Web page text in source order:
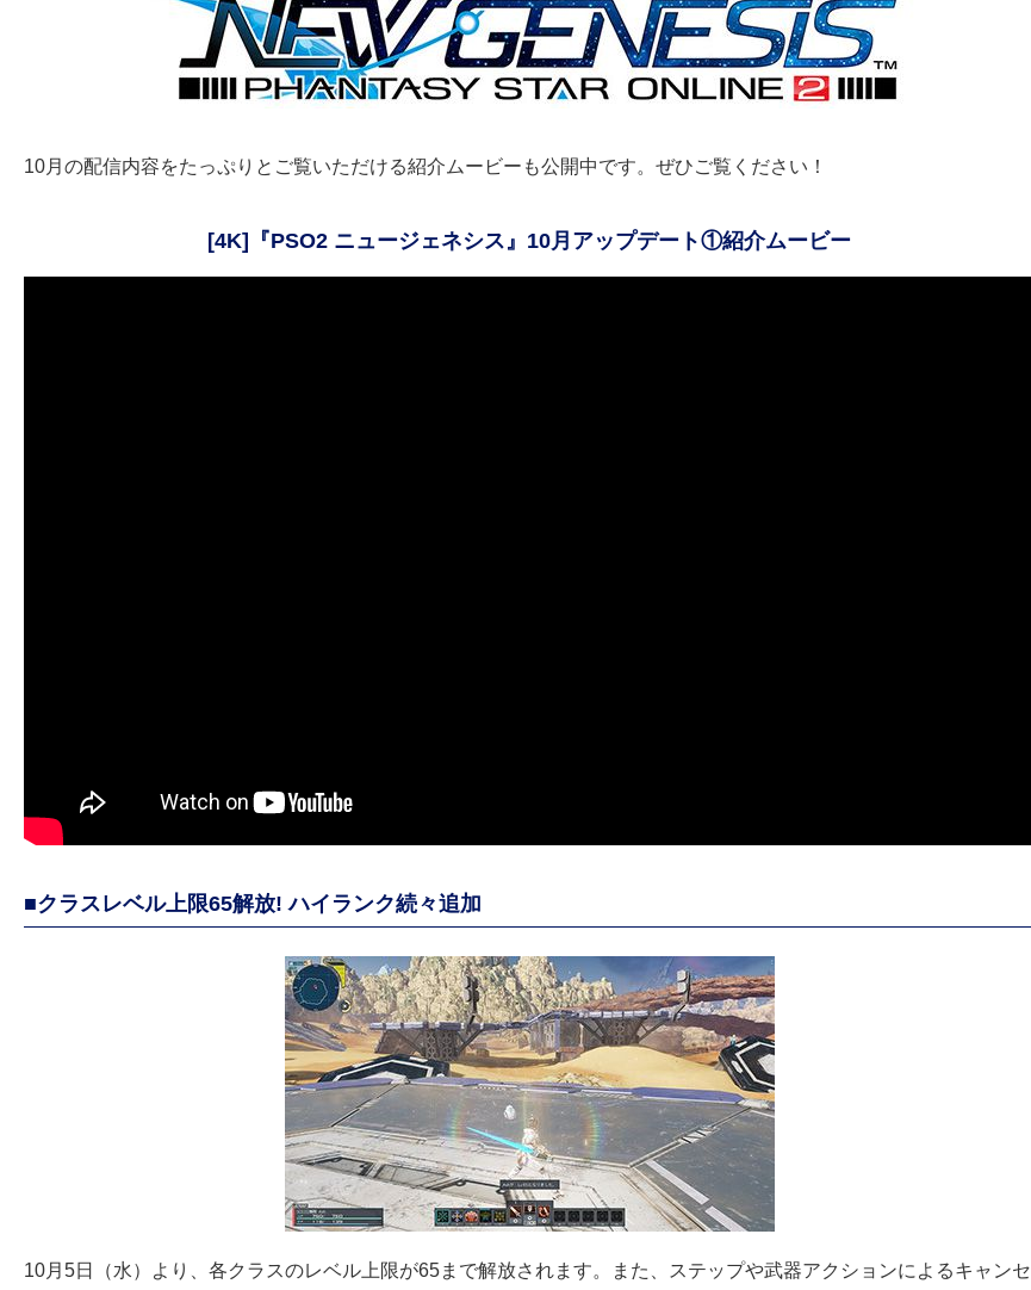
10月の配信内容をたっぷりとご覧いただける紹介ムービーも公開中です。ぜひご覧ください！
[4K]『PSO2 ニュージェネシス』10月アップデート①紹介ムービー
■クラスレベル上限65解放! ハイランク続々追加
10月5日（水）より、各クラスのレベル上限が65まで解放されます。また、ステップや武器アクションによるキャンセ